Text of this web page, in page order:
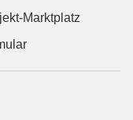
Marktplatz